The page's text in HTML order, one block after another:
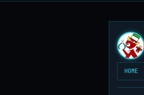
HOME